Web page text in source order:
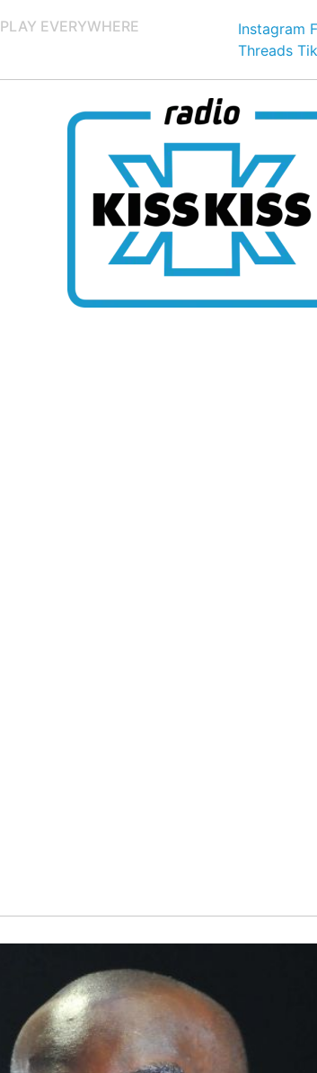
PLAY EVERYWHERE Instagram
Threads